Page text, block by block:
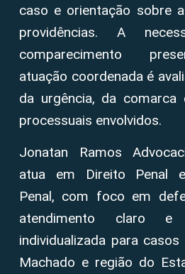
caso e orientação sobre
providências. A
comparecimento
atuação coordenada é
da urgência, da
processuais envolvidos.
Jonatan Ramos
atua em Direito Penal
Penal, com foco em
atendimento claro e
individualizada para
Machado e região do